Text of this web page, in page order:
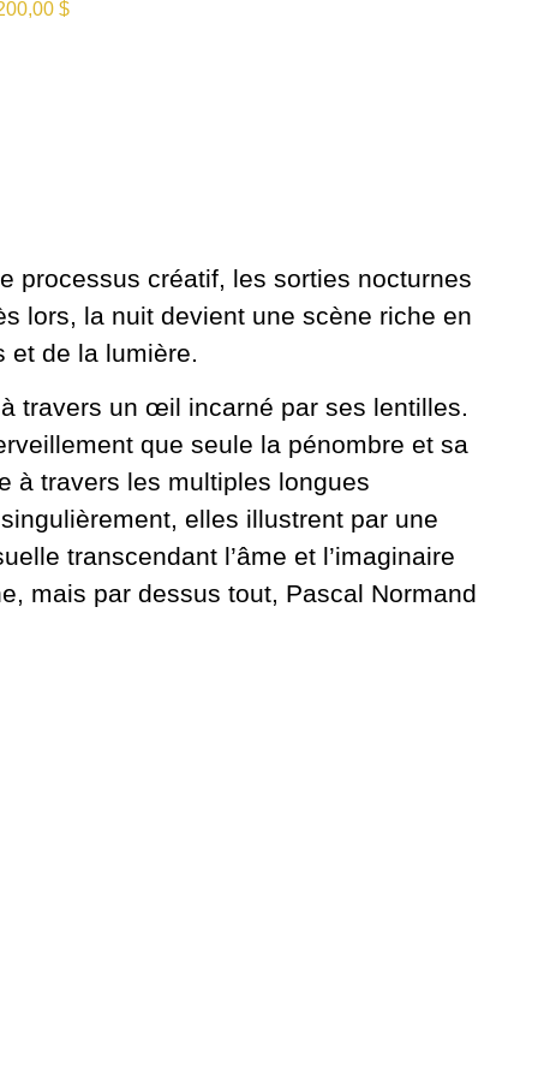
$
processus créatif, les sorties nocturnes
lors, la nuit devient une scène riche en
et de la lumière.
travers un œil incarné par ses lentilles.
que seule la pénombre et sa
à travers les multiples longues
elles illustrent par une
transcendant l’âme et l’imaginaire
mais par dessus tout, Pascal Normand